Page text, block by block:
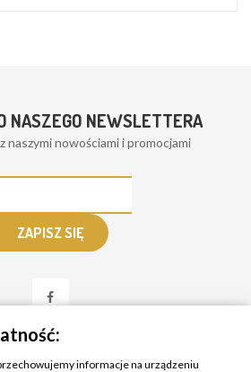
NASZEGO NEWSLETTERA
naszymi nowościami i promocjami
informacje na urządzeniu